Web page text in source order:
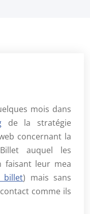
mois dans
de la stratégie
concernant la
auquel les
faisant leur mea
billet) mais sans
comme ils